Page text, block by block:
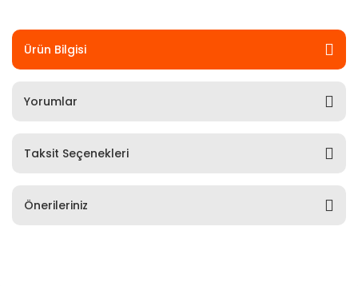
Ürün Bilgisi
Yorumlar
Taksit Seçenekleri
Önerileriniz